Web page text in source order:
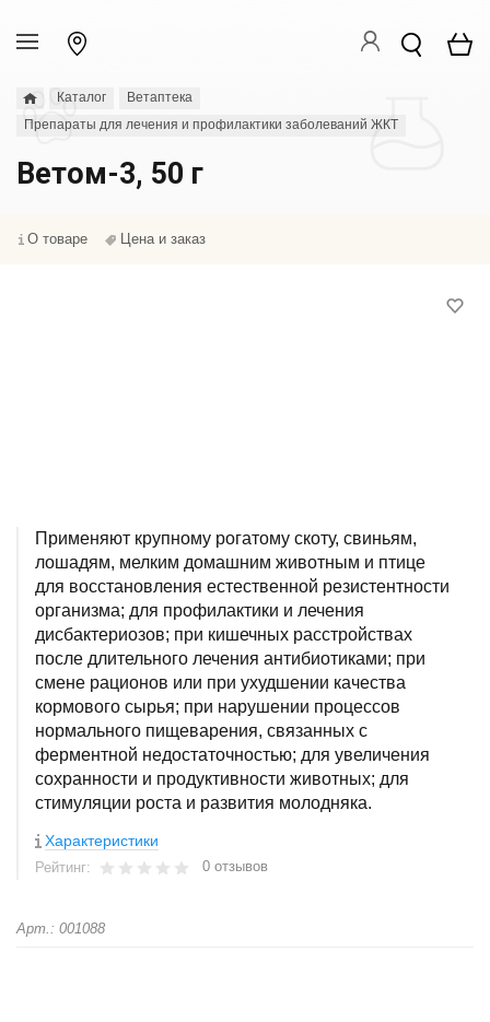
Каталог
Ветаптека
Препараты для лечения и профилактики заболеваний ЖКТ
Ветом-3, 50 г
О товаре Цена и заказ
Применяют крупному рогатому скоту, свиньям,
лошадям, мелким домашним животным и птице
для восстановления естественной резистентности
организма; для профилактики и лечения
дисбактериозов; при кишечных расстройствах
после длительного лечения антибиотиками; при
смене рационов или при ухудшении качества
кормового сырья; при нарушении процессов
нормального пищеварения, связанных с
ферментной недостаточностью; для увеличения
сохранности и продуктивности животных; для
стимуляции роста и развития молодняка.
Характеристики
Рейтинг: 0 отзывов
Арт.: 001088